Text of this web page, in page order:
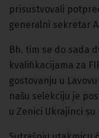
prisustvovali
generalni sekretar
Bh. tim se do sada
kvalifikacijama za
gostovanju u
našu selekciju je
u Zenici Ukrajinci